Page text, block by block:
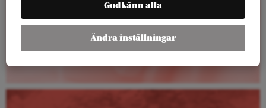
Läs mer
Godkänn alla
Ändra inställningar